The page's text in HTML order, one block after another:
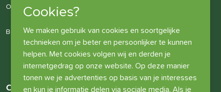
Cookies?
We maken gebruik van cookies en soortgelijke
technieken om je beter en persoonlijker te kunnen
helpen. Met cookies volgen wij en derden je
internetgedrag op onze website. Op deze manier
tonen we je advertenties op basis van je interesses
en kun je informatie delen via sociale media. Als je
Over ons
Bedrijfsgegevens
Overige informatie